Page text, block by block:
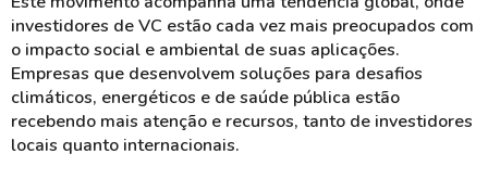
investidores de VC estão cada vez mais preocupados com
o impacto social e ambiental de suas aplicações.
Empresas que desenvolvem soluções para desafios
climáticos, energéticos e de saúde pública estão
recebendo mais atenção e recursos, tanto de investidores
locais quanto internacionais.